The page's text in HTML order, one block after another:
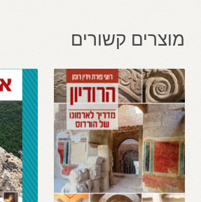
מוצרים קשורים